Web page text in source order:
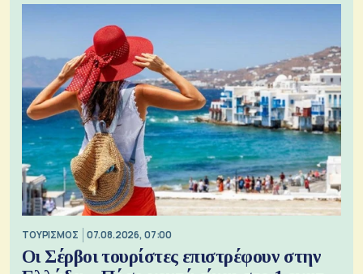
ΤΟΥΡΙΣΜΟΣ 07.08.2026, 07:00
Οι Σέρβοι τουρίστες επιστρέφουν στην